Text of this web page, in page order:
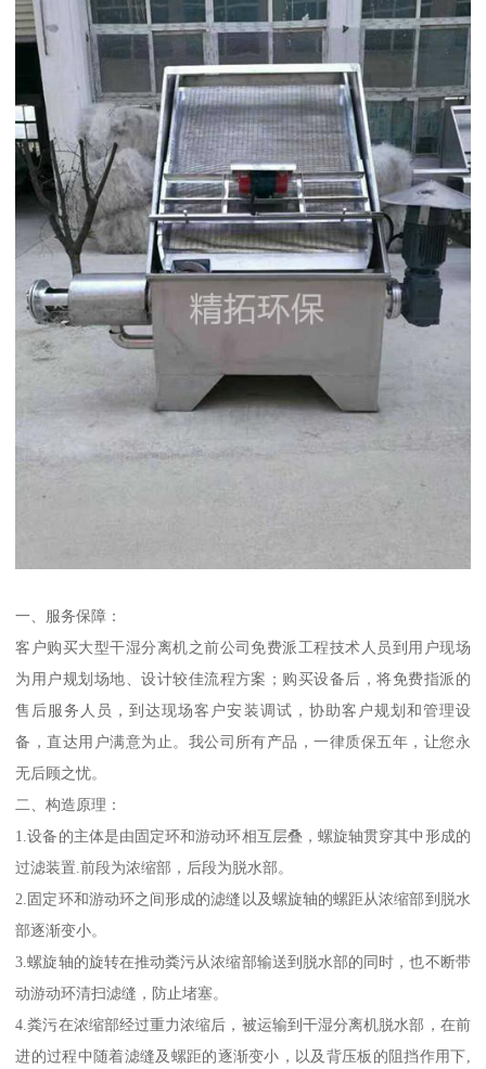
一、服务保障：
客户购买大型干湿分离机之前公司免费派工程技术人员到用户现场
为用户规划场地、设计较佳流程方案；购买设备后，将免费指派的
售后服务人员，到达现场客户安装调试，协助客户规划和管理设
备，直达用户满意为止。我公司所有产品，一律质保五年，让您永
无后顾之忧。
二、构造原理：
1.设备的主体是由固定环和游动环相互层叠，螺旋轴贯穿其中形成的
过滤装置.前段为浓缩部，后段为脱水部。
2.固定环和游动环之间形成的滤缝以及螺旋轴的螺距从浓缩部到脱水
部逐渐变小。
3.螺旋轴的旋转在推动粪污从浓缩部输送到脱水部的同时，也不断带
动游动环清扫滤缝，防止堵塞。
4.粪污在浓缩部经过重力浓缩后，被运输到干湿分离机脱水部，在前
进的过程中随着滤缝及螺距的逐渐变小，以及背压板的阻挡作用下,